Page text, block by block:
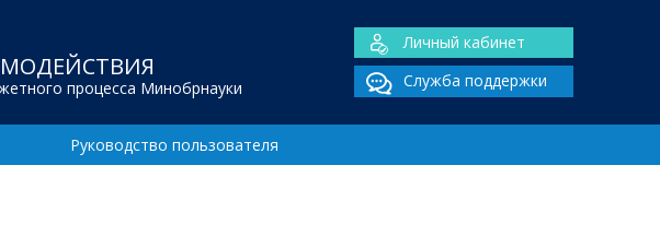
процесса Минобрнауки
Личный кабинет
Служба поддержки
Руководство пользователя